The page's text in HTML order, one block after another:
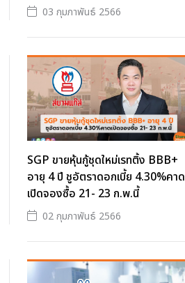
03 กุมภาพันธ์ 2566
SGP ขายหุ้นกู้ชุดใหม่เรทติ้ง BBB+
อายุ 4 ปี ชูอัตราดอกเบี้ย 4.30%คาด
เปิดจองซื้อ 21- 23 ก.พ.นี้
02 กุมภาพันธ์ 2566